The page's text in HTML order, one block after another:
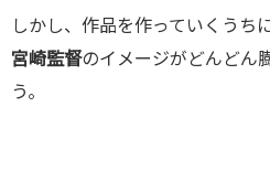
しかし、作品を作っていくうちに
宮崎監督のイメージがどんどん
う。